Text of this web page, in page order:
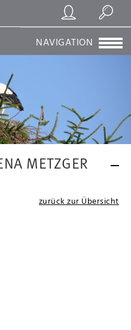
Registrierung/Login
Suchen
NAVIGATION
METZGER
zurück zur Übersicht